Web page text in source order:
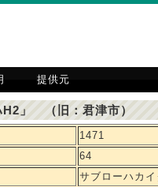
提供元
H2」 （旧：君津市）
1471
64
サブローハカイ